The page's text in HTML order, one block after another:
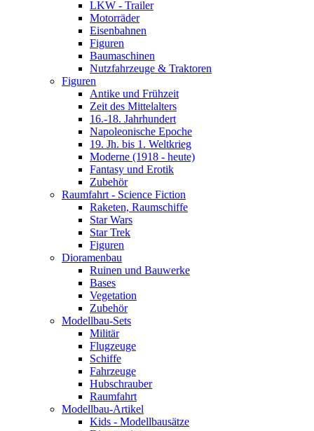
LKW - Trailer
Motorräder
Eisenbahnen
Figuren
Baumaschinen
Nutzfahrzeuge & Traktoren
Figuren
Antike und Frühzeit
Zeit des Mittelalters
16.-18. Jahrhundert
Napoleonische Epoche
19. Jh. bis 1. Weltkrieg
Moderne (1918 - heute)
Fantasy und Erotik
Zubehör
Raumfahrt - Science Fiction
Raketen, Raumschiffe
Star Wars
Star Trek
Figuren
Dioramenbau
Ruinen und Bauwerke
Bases
Vegetation
Zubehör
Modellbau-Sets
Militär
Flugzeuge
Schiffe
Fahrzeuge
Hubschrauber
Raumfahrt
Modellbau-Artikel
Kids - Modellbausätze